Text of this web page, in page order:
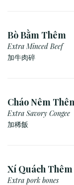
Bò Bằm Thêm
Extra Minced Beef
加牛肉碎
Cháo Nêm
Extra Savory Congee
加稀飯
Xí Quách Thêm
Extra pork bones